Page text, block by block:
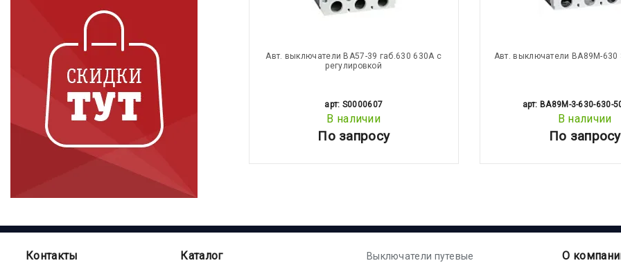
Авт. выключатели ВА57-39 габ.630 630А с
регулировкой
арт: S0000607
В наличии
По запросу
Авт. выключатели ВА89М-630
арт: BA89M-3-630-630-
В наличии
По запросу
Контакты Каталог
Выключатели путевые
О